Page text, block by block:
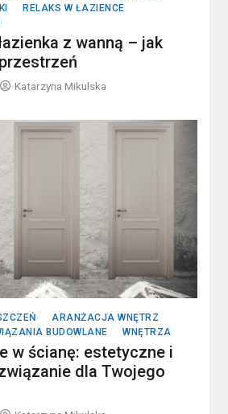
RELAKS W ŁAZIENCE
z wanną – jak
Katarzyna Mikulska
ARANŻACJA WNĘTRZ
BUDOWLANE
WNĘTRZA
w ścianę: estetyczne i
dla Twojego